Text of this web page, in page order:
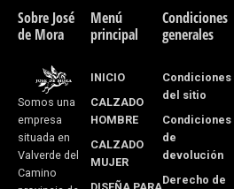
e
b
o
o
k
-
Sobre José
de Mora
Somos una
empresa
situada en
Valverde del
Camino
Menú
principal
INICIO
CALZADO
HOMBRE
CALZADO
MUJER
Condiciones
generales
Condiciones
del sitio
Condiciones
de
devolución
Derecho de